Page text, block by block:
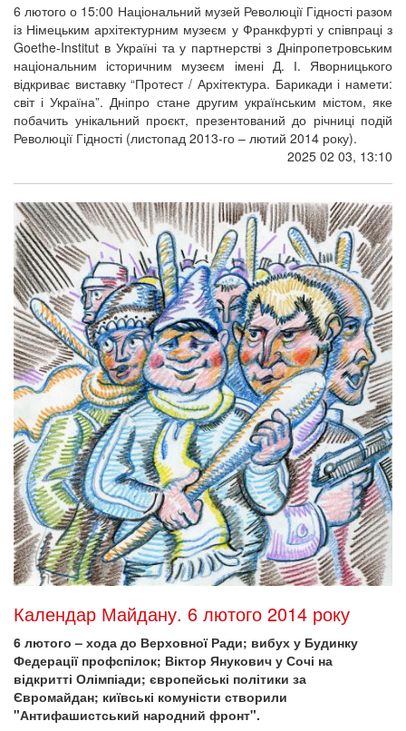
6 лютого о 15:00 Національний музей Революції Гідності разом
із Німецьким архітектурним музеєм у Франкфурті у співпраці з
Goethe-Institut в Україні та у партнерстві з Дніпропетровським
національним історичним музеєм імені Д. І. Яворницького
відкриває виставку “Протест / Архітектура. Барикади і намети:
світ і Україна”. Дніпро стане другим українським містом, яке
побачить унікальний проєкт, презентований до річниці подій
Революції Гідності (листопад 2013-го – лютий 2014 року).
2025 02 03, 13:10
Календар Майдану. 6 лютого 2014 року
6 лютого – хода до Верховної Ради; вибух у Будинку
Федерації профспілок; Віктор Янукович у Сочі на
відкритті Олімпіади; європейські політики за
Євромайдан; київські комуністи створили
"Антифашистський народний фронт".